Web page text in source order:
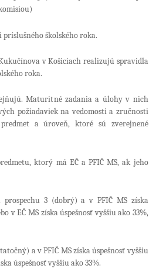
príslušného školského roka.
Kukučínova v Košiciach realizujú spravidla
roka.
Maturitné zadania a úlohy v nich
požiadaviek na vedomosti a zručnosti
a úroveň, ktoré sú zverejnené
ktorý má EČ a PFIČ MS, ak jeho
3 (dobrý) a v PFIČ MS získa
v EČ MS získa úspešnosť vyššiu ako 33%,
a v PFIČ MS získa úspešnosť vyššiu
úspešnosť vyššiu ako 33%.